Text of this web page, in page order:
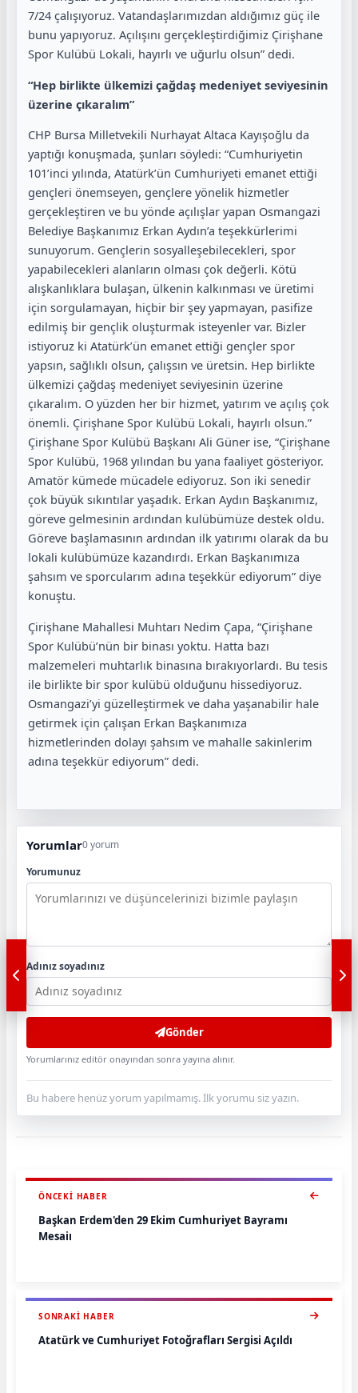
7/24 çalışıyoruz. Vatandaşlarımızdan aldığımız güç ile
bunu yapıyoruz. Açılışını gerçekleştirdiğimiz Çirişhane
Spor Kulübü Lokali, hayırlı ve uğurlu olsun” dedi.
“Hep birlikte ülkemizi çağdaş medeniyet seviyesinin
üzerine çıkaralım”
CHP Bursa Milletvekili Nurhayat Altaca Kayışoğlu da
yaptığı konuşmada, şunları söyledi: “Cumhuriyetin
101’inci yılında, Atatürk’ün Cumhuriyeti emanet ettiği
gençleri önemseyen, gençlere yönelik hizmetler
gerçekleştiren ve bu yönde açılışlar yapan Osmangazi
Belediye Başkanımız Erkan Aydın’a teşekkürlerimi
sunuyorum. Gençlerin sosyalleşebilecekleri, spor
yapabilecekleri alanların olması çok değerli. Kötü
alışkanlıklara bulaşan, ülkenin kalkınması ve üretimi
için sorgulamayan, hiçbir bir şey yapmayan, pasifize
edilmiş bir gençlik oluşturmak isteyenler var. Bizler
istiyoruz ki Atatürk’ün emanet ettiği gençler spor
yapsın, sağlıklı olsun, çalışsın ve üretsin. Hep birlikte
ülkemizi çağdaş medeniyet seviyesinin üzerine
çıkaralım. O yüzden her bir hizmet, yatırım ve açılış çok
önemli. Çirişhane Spor Kulübü Lokali, hayırlı olsun.”
Çirişhane Spor Kulübü Başkanı Ali Güner ise, “Çirişhane
Spor Kulübü, 1968 yılından bu yana faaliyet gösteriyor.
Amatör kümede mücadele ediyoruz. Son iki senedir
çok büyük sıkıntılar yaşadık. Erkan Aydın Başkanımız,
göreve gelmesinin ardından kulübümüze destek oldu.
Göreve başlamasının ardından ilk yatırımı olarak da bu
lokali kulübümüze kazandırdı. Erkan Başkanımıza
şahsım ve sporcularım adına teşekkür ediyorum” diye
konuştu.
Çirişhane Mahallesi Muhtarı Nedim Çapa, “Çirişhane
Spor Kulübü’nün bir binası yoktu. Hatta bazı
malzemeleri muhtarlık binasına bırakıyorlardı. Bu tesis
ile birlikte bir spor kulübü olduğunu hissediyoruz.
Osmangazi’yi güzelleştirmek ve daha yaşanabilir hale
getirmek için çalışan Erkan Başkanımıza
hizmetlerinden dolayı şahsım ve mahalle sakinlerim
adına teşekkür ediyorum” dedi.
Yorumlar0 yorum
Yorumunuz
Adınız soyadınız
Gönder
Yorumlarınız editör onayından sonra yayına alınır.
Bu habere henüz yorum yapılmamış. İlk yorumu siz yazın.
ÖNCEKI HABER
Başkan Erdem'den 29 Ekim Cumhuriyet Bayramı
Mesajı
SONRAKI HABER
Atatürk ve Cumhuriyet Fotoğrafları Sergisi Açıldı